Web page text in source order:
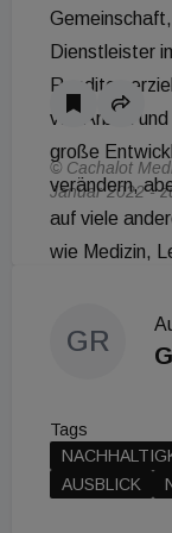
Dienstleister
Renditen
von Arbeit
große
verändern,
auf viele
wie Medizin,
werden
größeren
© Cachalot
Januar 2022 -
GR
Tags
AUSBLICK